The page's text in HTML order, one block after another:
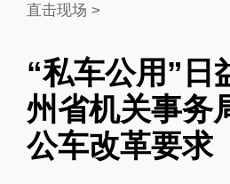
直击现场 >
“私车公用”日
州省机关事务
公车改革要求